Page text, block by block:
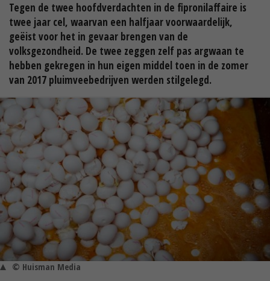
Tegen de twee hoofdverdachten in de fipronilaffaire is
twee jaar cel, waarvan een halfjaar voorwaardelijk,
geëist voor het in gevaar brengen van de
volksgezondheid. De twee zeggen zelf pas argwaan te
hebben gekregen in hun eigen middel toen in de zomer
van 2017 pluimveebedrijven werden stilgelegd.
© Huisman Media